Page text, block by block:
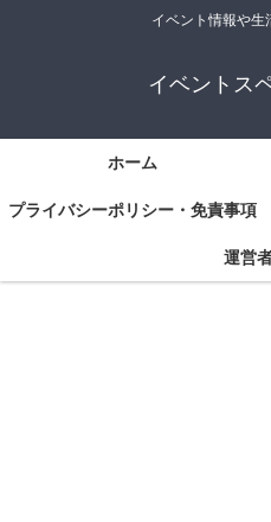
イベント情報や生
イベントス
ホーム
プライバシーポリシー・免責事項
運営